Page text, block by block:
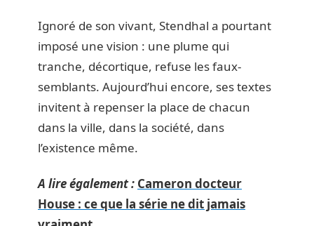
Ignoré de son vivant, Stendhal a pourtant
imposé une vision : une plume qui
tranche, décortique, refuse les faux-
semblants. Aujourd’hui encore, ses textes
invitent à repenser la place de chacun
dans la ville, dans la société, dans
l’existence même.
A lire également : Cameron docteur
House : ce que la série ne dit jamais